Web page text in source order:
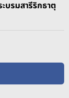
บรมสารีริกธาตุ